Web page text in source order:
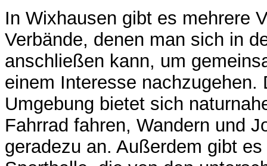
In Wixhausen gibt es mehrere
Verbände, denen man sich in
anschließen kann, um
einem Interesse nachzugehen.
Umgebung bietet sich
Fahrrad fahren, Wandern und
geradezu an. Außerdem gibt